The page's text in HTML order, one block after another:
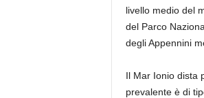
livello medio del
del Parco
degli Appennini
Il Mar Ionio dista
prevalente è di